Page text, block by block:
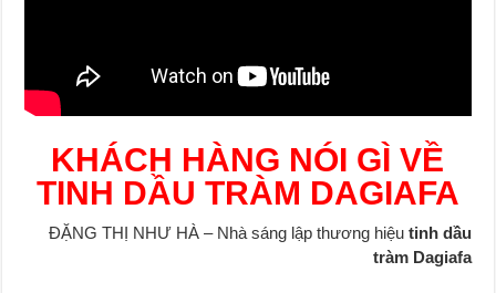
KHÁCH HÀNG NÓI GÌ VỀ
TINH DẦU TRÀM DAGIAFA
ĐẶNG THỊ NHƯ HÀ – Nhà sáng lập thương hiệu tinh dầu
tràm Dagiafa